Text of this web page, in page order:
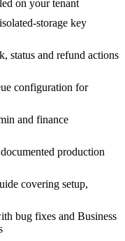
on your tenant
storage key
status and refund actions
configuration for
and finance
production
covering setup,
bug fixes and Business